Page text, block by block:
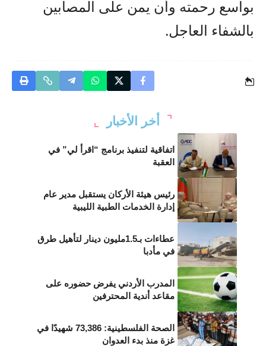
بواسع رحمته وأن يمن على المصابين
بالشفاء العاجل.
أخر الأخبار
اتفاقية لتنفيذ برنامج “اقرأ لي” في
العقبة
رئيس هيئة الأركان يستقبل مدير عام
إدارة الخدمات الطبية الليبية
عطاءات بـ1.5مليون دينار لتأهيل طرق
في مأدبا
المدرب الأردني يفرض حضوره على
مقاعد أندية المحترفين
الصحة الفلسطينية: 73,386 شهيدًا في
غزة منذ بدء العدوان